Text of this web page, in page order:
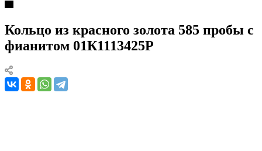
Кольцо из красного золота 585 пробы с
фианитом 01К1113425Р